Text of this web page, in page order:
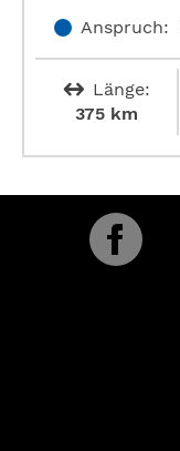
Anspruch:
Länge:
375 km